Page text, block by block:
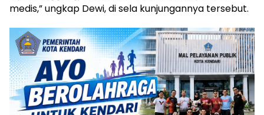
medis,” ungkap Dewi, di sela kunjungannya tersebut.